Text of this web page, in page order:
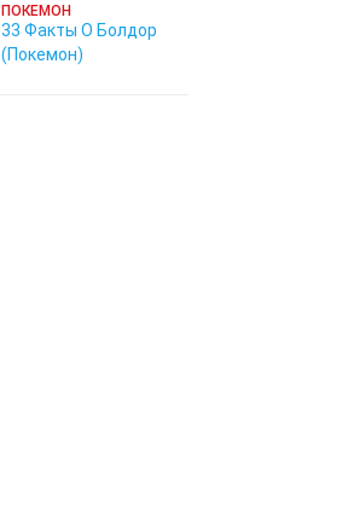
ПОКЕМОН
33 Факты О Болдор
(Покемон)